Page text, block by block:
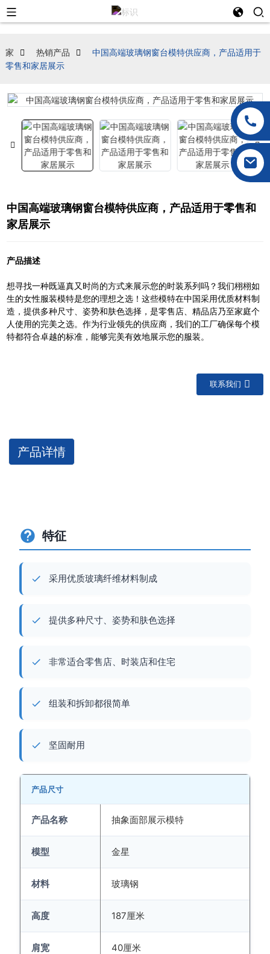
家 热销产品
中国高端玻璃钢窗台模特供应商，产品适用于
零售和家居展示
中国高端玻璃钢窗台模特供应商，产品适用于零售和
家居展示
产品描述
想寻找一种既逼真又时尚的方式来展示您的时装系列吗？我们栩栩如
生的女性服装模特是您的理想之选！这些模特在中国采用优质材料制
造，提供多种尺寸、姿势和肤色选择，是零售店、精品店乃至家庭个
人使用的完美之选。作为行业领先的供应商，我们的工厂确保每个模
特都符合卓越的标准，能够完美有效地展示您的服装。
联系我们
产品详情
特征
采用优质玻璃纤维材料制成
提供多种尺寸、姿势和肤色选择
非常适合零售店、时装店和住宅
组装和拆卸都很简单
坚固耐用
产品尺寸
产品名称 抽象面部展示模特
模型 金星
材料 玻璃钢
高度 187厘米
肩宽 40厘米